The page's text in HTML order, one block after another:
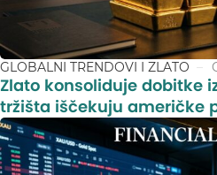
GLOBALNI TRENDOVI I ZLATO
Zlato konsoliduje dobitke
tržišta iščekuju američke